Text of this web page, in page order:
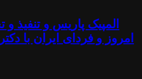
المپیک پاریس و تنفیذ
امروز و فردای ایران با